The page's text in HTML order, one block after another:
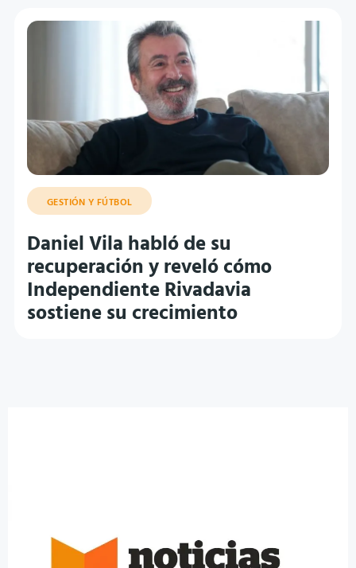
GESTIÓN Y FÚTBOL
Daniel Vila habló de su
recuperación y reveló cómo
Independiente Rivadavia
sostiene su crecimiento